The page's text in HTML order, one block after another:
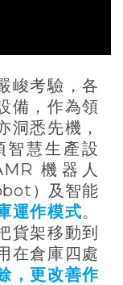
峻考驗，各
備，作為領
洞悉先機，
智慧生產設
機器人
）及智能
運作模式。
貨架移動到
在倉庫四處
，更改善作